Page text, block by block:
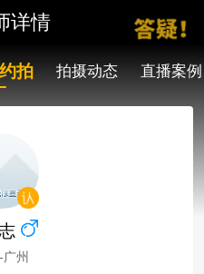
详情
拍 拍摄动态 直播案例
州